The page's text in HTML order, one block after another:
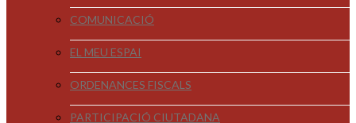
COMUNICACIÓ
EL MEU ESPAI
ORDENANCES FISCALS
PARTICIPACIÓ CIUTADANA